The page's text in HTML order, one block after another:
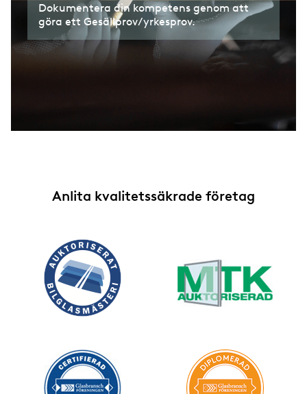
Dokumentera din kompetens genom att
göra ett Gesällprov/yrkesprov.
Anlita kvalitetssäkrade företag